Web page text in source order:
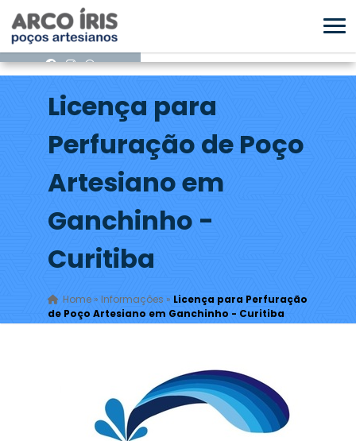
Licença para
Perfuração de Poço
Artesiano em
Ganchinho -
Curitiba
Home» Informações » Licença para Perfuração
de Poço Artesiano em Ganchinho - Curitiba